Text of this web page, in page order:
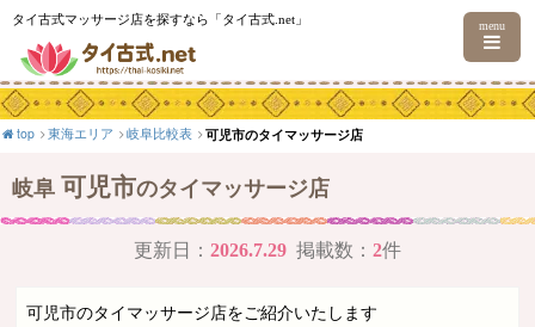
タイ古式マッサージ店を探すなら「タイ古式.net」 menu
top 東海エリア 岐阜比較表 可児市のタイマッサージ店
岐阜 可児市のタイマッサージ店
更新日： 2026.7.29 掲載数： 2件
可児市のタイマッサージ店をご紹介いたします